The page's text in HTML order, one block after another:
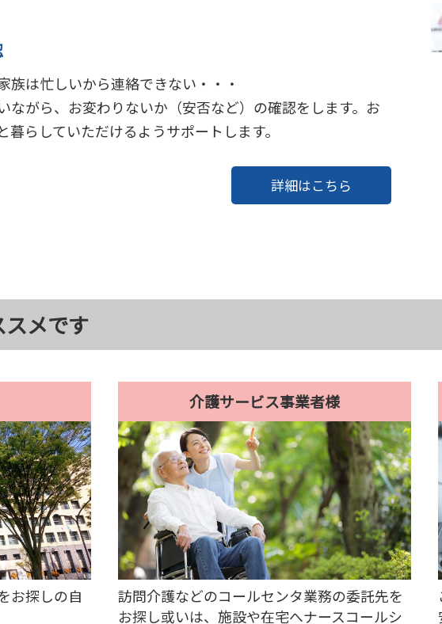
族は忙しいから連絡できない・・・
ながら、お変わりないか（安否など）の確認をします。お
らしていただけるようサポートします。
詳細はこちら
スメです
お探しの自
介護サービス事業者様
訪問介護などのコールセンタ業務の委託先を
お探し或いは、施設や在宅へナースコールシ